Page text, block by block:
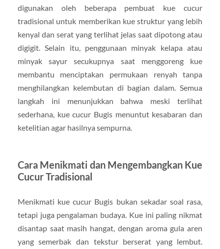
digunakan oleh beberapa pembuat kue cucur
tradisional untuk memberikan kue struktur yang lebih
kenyal dan serat yang terlihat jelas saat dipotong atau
digigit. Selain itu, penggunaan minyak kelapa atau
minyak sayur secukupnya saat menggoreng kue
membantu menciptakan permukaan renyah tanpa
menghilangkan kelembutan di bagian dalam. Semua
langkah ini menunjukkan bahwa meski terlihat
sederhana, kue cucur Bugis menuntut kesabaran dan
ketelitian agar hasilnya sempurna.
Cara Menikmati dan Mengembangkan Kue
Cucur Tradisional
Menikmati kue cucur Bugis bukan sekadar soal rasa,
tetapi juga pengalaman budaya. Kue ini paling nikmat
disantap saat masih hangat, dengan aroma gula aren
yang semerbak dan tekstur berserat yang lembut.